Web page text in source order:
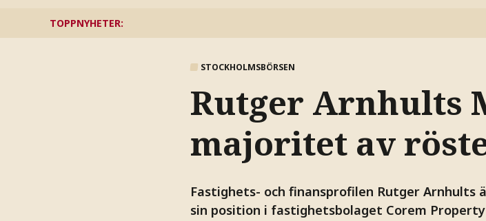
TOPPNYHETER:
STOCKHOLMSBÖRSEN
Rutger Arnhults
majoritet av
Fastighets- och finansprofilen Rutger Arnhults
sin position i fastighetsbolaget Corem